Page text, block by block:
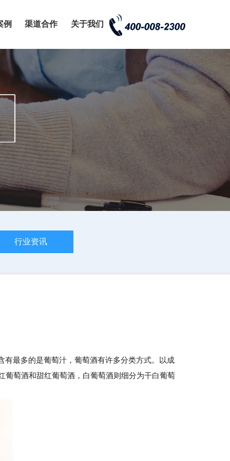
例 渠道合作 关于我们
行业资讯
有最多的是葡萄汁，葡萄酒有许多分类方式。以成
葡萄酒和甜红葡萄酒，白葡萄酒则细分为干白葡萄